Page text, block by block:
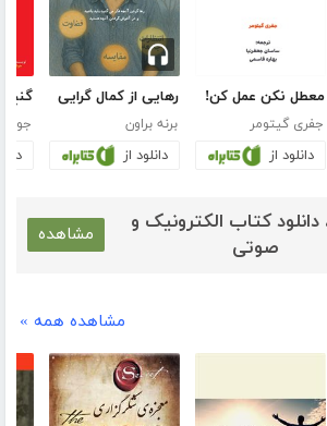
معطل نکن عمل کن!
جفری گیتومر
دانلود از
رهایی از کمال گرایی
برنه براون
دانلود از
دانلود کتاب الکترونیک و
صوتی
مشاهده
مشاهده همه »